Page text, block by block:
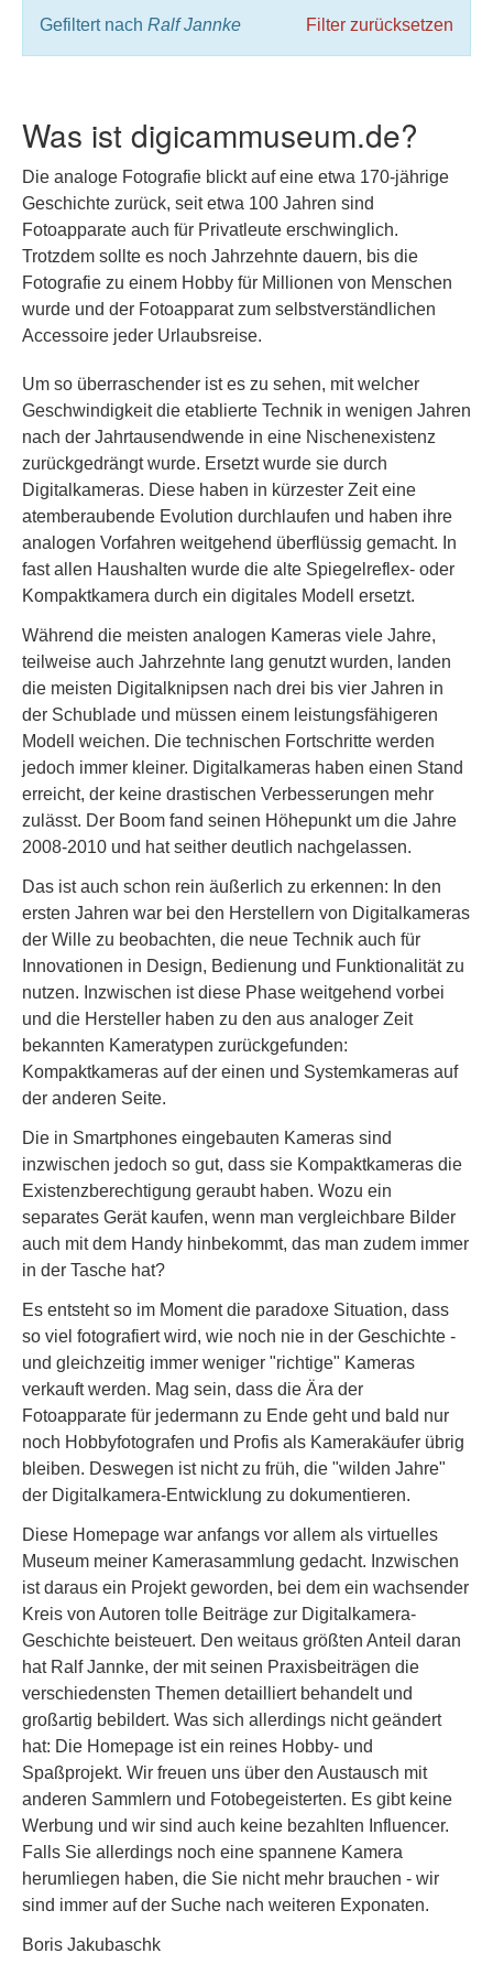
Gefiltert nach Ralf Jannke Filter zurücksetzen
Was ist digicammuseum.de?
Die analoge Fotografie blickt auf eine etwa 170-jährige
Geschichte zurück, seit etwa 100 Jahren sind
Fotoapparate auch für Privatleute erschwinglich.
Trotzdem sollte es noch Jahrzehnte dauern, bis die
Fotografie zu einem Hobby für Millionen von Menschen
wurde und der Fotoapparat zum selbstverständlichen
Accessoire jeder Urlaubsreise.
Um so überraschender ist es zu sehen, mit welcher
Geschwindigkeit die etablierte Technik in wenigen Jahren
nach der Jahrtausendwende in eine Nischenexistenz
zurückgedrängt wurde. Ersetzt wurde sie durch
Digitalkameras. Diese haben in kürzester Zeit eine
atemberaubende Evolution durchlaufen und haben ihre
analogen Vorfahren weitgehend überflüssig gemacht. In
fast allen Haushalten wurde die alte Spiegelreflex- oder
Kompaktkamera durch ein digitales Modell ersetzt.
Während die meisten analogen Kameras viele Jahre,
teilweise auch Jahrzehnte lang genutzt wurden, landen
die meisten Digitalknipsen nach drei bis vier Jahren in
der Schublade und müssen einem leistungsfähigeren
Modell weichen. Die technischen Fortschritte werden
jedoch immer kleiner. Digitalkameras haben einen Stand
erreicht, der keine drastischen Verbesserungen mehr
zulässt. Der Boom fand seinen Höhepunkt um die Jahre
2008-2010 und hat seither deutlich nachgelassen.
Das ist auch schon rein äußerlich zu erkennen: In den
ersten Jahren war bei den Herstellern von Digitalkameras
der Wille zu beobachten, die neue Technik auch für
Innovationen in Design, Bedienung und Funktionalität zu
nutzen. Inzwischen ist diese Phase weitgehend vorbei
und die Hersteller haben zu den aus analoger Zeit
bekannten Kameratypen zurückgefunden:
Kompaktkameras auf der einen und Systemkameras auf
der anderen Seite.
Die in Smartphones eingebauten Kameras sind
inzwischen jedoch so gut, dass sie Kompaktkameras die
Existenzberechtigung geraubt haben. Wozu ein
separates Gerät kaufen, wenn man vergleichbare Bilder
auch mit dem Handy hinbekommt, das man zudem immer
in der Tasche hat?
Es entsteht so im Moment die paradoxe Situation, dass
so viel fotografiert wird, wie noch nie in der Geschichte -
und gleichzeitig immer weniger "richtige" Kameras
verkauft werden. Mag sein, dass die Ära der
Fotoapparate für jedermann zu Ende geht und bald nur
noch Hobbyfotografen und Profis als Kamerakäufer übrig
bleiben. Deswegen ist nicht zu früh, die "wilden Jahre"
der Digitalkamera-Entwicklung zu dokumentieren.
Diese Homepage war anfangs vor allem als virtuelles
Museum meiner Kamerasammlung gedacht. Inzwischen
ist daraus ein Projekt geworden, bei dem ein wachsender
Kreis von Autoren tolle Beiträge zur Digitalkamera-
Geschichte beisteuert. Den weitaus größten Anteil daran
hat Ralf Jannke, der mit seinen Praxisbeiträgen die
verschiedensten Themen detailliert behandelt und
großartig bebildert. Was sich allerdings nicht geändert
hat: Die Homepage ist ein reines Hobby- und
Spaßprojekt. Wir freuen uns über den Austausch mit
anderen Sammlern und Fotobegeisterten. Es gibt keine
Werbung und wir sind auch keine bezahlten Influencer.
Falls Sie allerdings noch eine spannene Kamera
herumliegen haben, die Sie nicht mehr brauchen - wir
sind immer auf der Suche nach weiteren Exponaten.
Boris Jakubaschk